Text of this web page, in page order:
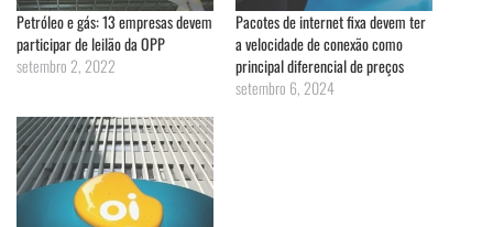
Petróleo e gás: 13 empresas devem
participar de leilão da OPP
setembro 2, 2022
Pacotes de internet fixa devem ter
a velocidade de conexão como
principal diferencial de preços
setembro 6, 2024